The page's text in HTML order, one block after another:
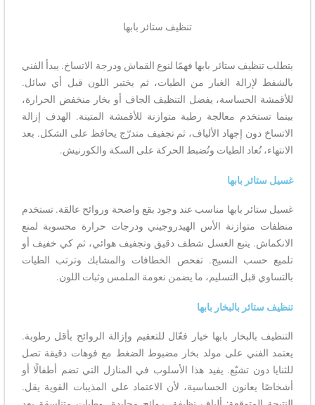
تنظيف ستائر بابها
يتطلب تنظيف ستائر بابها فهمًا لنوع القماش ودرجة الاتساخ. يبدأ الفني
بالشفط لإزالة الغبار من الطيات، ثم يختبر اللون قبل أي سائل.
للأقمشة الحساسة، يفضل التنظيف الجاف أو بخار منخفض الحرارة،
بينما تستخدم معالجة رطبة متوازنة للأقمشة المتينة. الهدف إزالة
الاتساخ دون إجهاد الألياف، ثم تجفيف متدرّج يحافظ على الشكل. بعد
الانتهاء، تُعاد الطيات وتُضبط الحركة على السكة والكورنيش.
غسيل ستائر بابها
غسيل ستائر بابها مناسب عند وجود بقع واضحة وروائح عالقة. تستخدم
منظفات متوازنة الأس الهيدروجيني ودرجات حرارة محسوبة لمنع
الانكماش. يتبع الغسل شطف دقيق وتجفيف هوائي، ثم كي خفيف أو
تلميع حسب النسيج. تفحص الخطافات والمشابك وترتب الطيات
بالتساوي قبل التسليم، ما يضمن نعومة الملمس وثبات اللون.
تنظيف ستائر بالبخار بابها
التنظيف بالبخار بابها خيار فعّال للتعقيم وإزالة الروائح بأقل رطوبة.
يعتمد الفني على مولد بخار مضبوط الضغط مع فوهات دقيقة تصل
للثنايا دون تشبّع. يفيد هذا الأسلوب في المنازل التي تضم أطفالًا أو
أشخاصًا يعانون الحساسية، لأن الاعتماد على المذيبات القوية يقل.